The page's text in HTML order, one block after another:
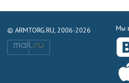
© ARMTORG.RU, 2006-2026 Мы